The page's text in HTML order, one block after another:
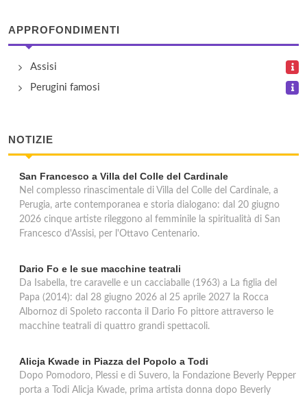
viale Orazio Antinori 1/3, Perugia
APPROFONDIMENTI
Assisi
Perugini famosi
NOTIZIE
San Francesco a Villa del Colle del Cardinale
Nel complesso rinascimentale di Villa del Colle del Cardinale, a
Perugia, arte contemporanea e storia dialogano: dal 20 giugno
2026 cinque artiste rileggono al femminile la spiritualità di San
Francesco d'Assisi, per l'Ottavo Centenario.
Dario Fo e le sue macchine teatrali
Da Isabella, tre caravelle e un cacciaballe (1963) a La figlia del
Papa (2014): dal 28 giugno 2026 al 25 aprile 2027 la Rocca
Albornoz di Spoleto racconta il Dario Fo pittore attraverso le
macchine teatrali di quattro grandi spettacoli.
Alicja Kwade in Piazza del Popolo a Todi
Dopo Pomodoro, Plessi e di Suvero, la Fondazione Beverly Pepper
porta a Todi Alicja Kwade, prima artista donna dopo Beverly